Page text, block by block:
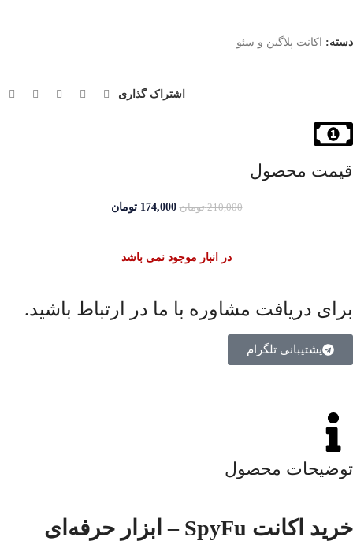
دسته: اکانت پلاگین و سئو
اشتراک گذاری
قیمت محصول
210,000 تومان 174,000 تومان
در انبار موجود نمی باشد
برای دریافت مشاوره با ما در ارتباط باشید.
پشتیبانی تلگرام
توضیحات محصول
خرید اکانت SpyFu – ابزار حرفه‌ای